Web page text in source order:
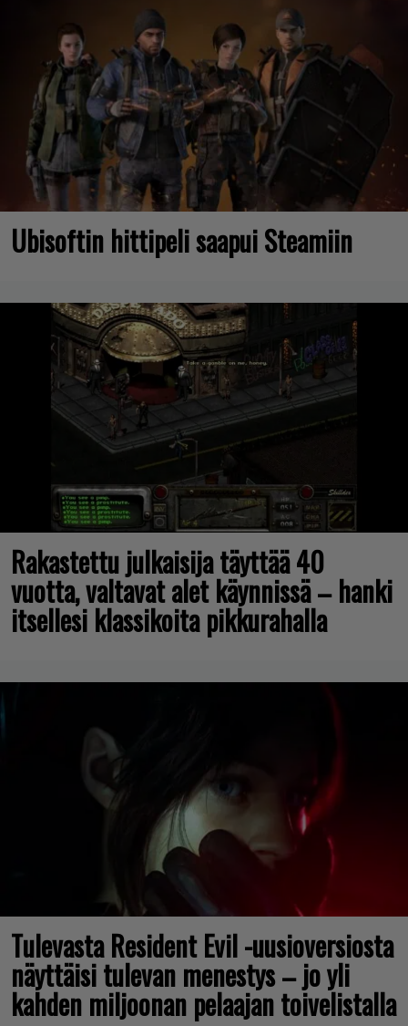
Ubisoftin hittipeli saapui Steamiin
Rakastettu julkaisija täyttää 40
vuotta, valtavat alet käynnissä – hanki
itsellesi klassikoita pikkurahalla
Tulevasta Resident Evil -uusioversiosta
näyttäisi tulevan menestys – jo yli
kahden miljoonan pelaajan toivelistalla